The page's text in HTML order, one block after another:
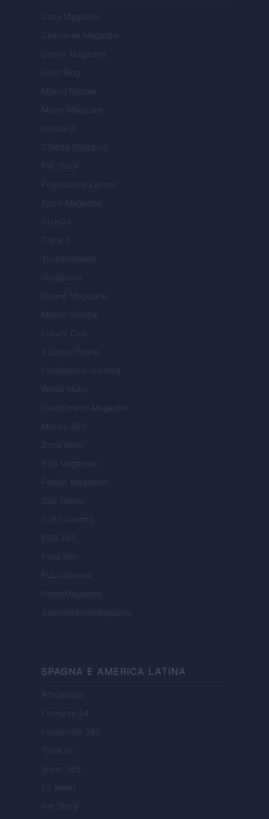
Casa Magazine
Cineverse Magazine
Donne Magazine
Food Blog
Milano Notizie
Motor Magazine
Notizie.it
Offerte Shopping
Pet Story
Professione Lavoro
Sport Magazine
Style24
Think.it
Tuobenessere
Viaggiamo
Nonne Magazine
Milano Cortina
Luxury Club
Il Calcio Online
Professione mamma
World Music
Investimenti Magazine
Money 365
Zona Nerd
B2B Magazine
People Magazine
Day Travel
Tutto Gaming
ESG 365
Food Wiki
FuturoDonna
HomeMagazine
SecondHomeMagazine
SPAGNA E AMERICA LATINA
Actualidad
Finanzas 24
Investindo 365
Think.es
Viajar 365
ES Newz
Pet Story